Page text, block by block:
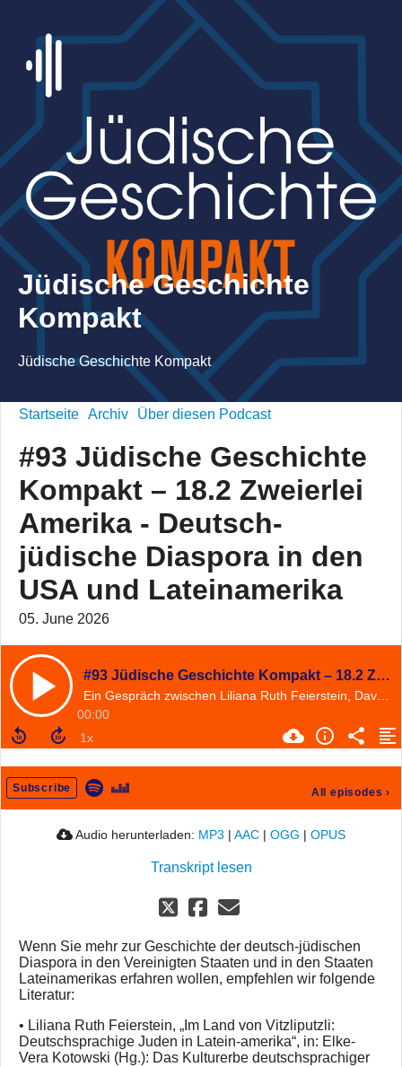
Jüdische Geschichte
Kompakt
Jüdische Geschichte Kompakt
Startseite Archiv Über diesen Podcast
#93 Jüdische Geschichte
Kompakt – 18.2 Zweierlei
Amerika - Deutsch-
jüdische Diaspora in den
USA und Lateinamerika
05. June 2026
#93 Jüdische Geschichte Kompakt – 18.2 Zweierlei Amerika - Deutsch-jüdische Diaspora in den USA und Lateinamerika
00:00
Subscribe All episodes ›
Audio herunterladen: MP3 | AAC | OGG | OPUS
Transkript lesen
Wenn Sie mehr zur Geschichte der deutsch-jüdischen
Diaspora in den Vereinigten Staaten und in den Staaten
Lateinamerikas erfahren wollen, empfehlen wir folgende
Literatur:
• Liliana Ruth Feierstein, „Im Land von Vitzliputzli:
Deutschsprachige Juden in Latein-amerika“, in: Elke-
Vera Kotowski (Hg.): Das Kulturerbe deutschsprachiger